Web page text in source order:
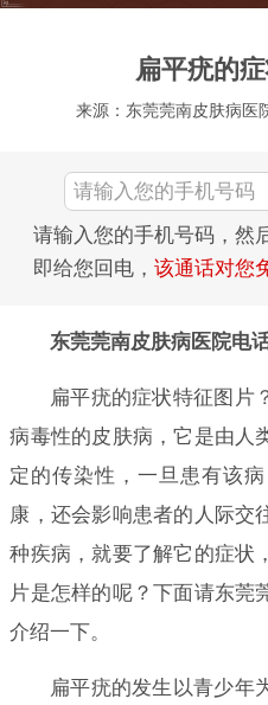
扁平疣的
来源：东莞莞南皮肤病医
请输入您的手机号码，然
即给您回电， 该通话对您
东莞莞南皮肤病医院电
扁平疣的症状特征图片
病毒性的皮肤病，它是由人
定的传染性，一旦患有该
康，还会影响患者的人际交
种疾病，就要了解它的症状
片是怎样的呢？下面请东莞
介绍一下。
扁平疣的发生以青少年